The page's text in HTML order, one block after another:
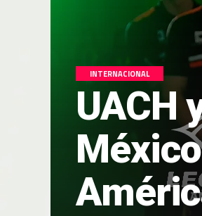
INTERNACIONAL
UACH